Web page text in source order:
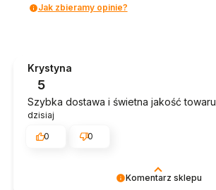
Jak zbieramy opinie?
Komentarz sklepu
Krystyna
5
Szybka dostawa i świetna jakość towaru
dzisiaj
0
0